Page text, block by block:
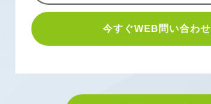
今すぐWEB問い合わせ